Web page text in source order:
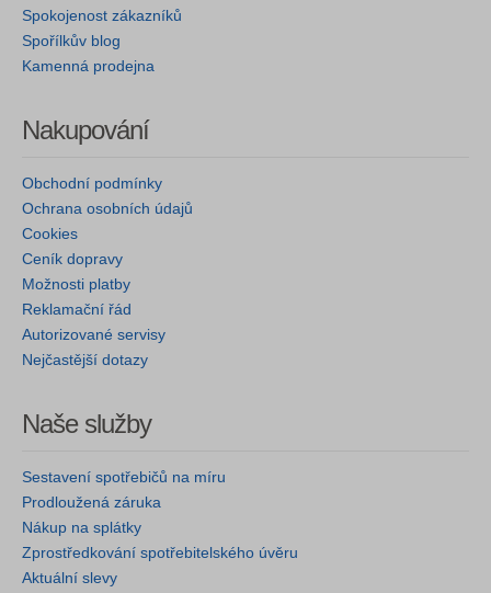
Spokojenost zákazníků
Spořílkův blog
Kamenná prodejna
Nakupování
Obchodní podmínky
Ochrana osobních údajů
Cookies
Ceník dopravy
Možnosti platby
Reklamační řád
Autorizované servisy
Nejčastější dotazy
Naše služby
Sestavení spotřebičů na míru
Prodloužená záruka
Nákup na splátky
Zprostředkování spotřebitelského úvěru
Aktuální slevy